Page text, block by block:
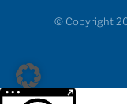
© Copyright
Weitere Informationen